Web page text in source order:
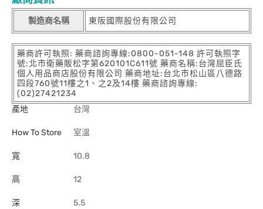
製造商名稱 東阪國際股份有限公司
藥商許可執照: 藥商諮詢專線:0800-051-148 許可執照字
號:北市衛藥販松字第620101C611號 藥商名稱:台灣屈臣氏
個人用品商店股份有限公司 藥商地址:台北市松山區八德路
四段760號11樓之1、之2及14樓 藥商諮詢專線:
(02)27421234
產地
台灣
How To Store 室溫
寬 10.8
高 12
深 5.5